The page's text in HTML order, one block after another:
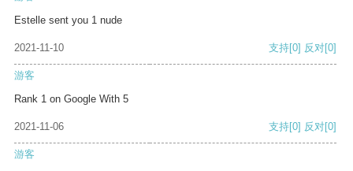
Estelle sent you 1 nude
2021-11-10 支持[0] 反对[0]
游客
Rank 1 on Google With 5
2021-11-06 支持[0] 反对[0]
游客